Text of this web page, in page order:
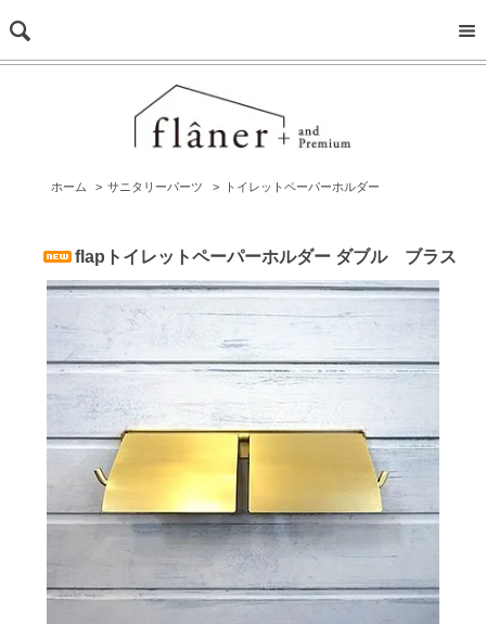
ホーム > サニタリーパーツ > トイレットペーパーホルダー
flapトイレットペーパーホルダー ダブル ブラス